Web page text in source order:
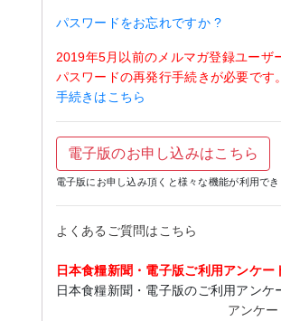
パスワードをお忘れですか ?
2019年5月以前のメルマガ登録ユーザ
パスワードの再発行手続きが必要です。
手続きはこちら
電子版のお申し込みはこちら
電子版にお申し込み頂くと様々な機能が利用で
よくあるご質問はこちら
日本食糧新聞・電子版ご利用アンケー
日本食糧新聞・電子版のご利用アンケ
アンケ